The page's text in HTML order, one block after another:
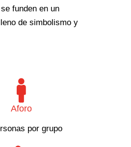
funden en un
de simbolismo y
Aforo
por grupo